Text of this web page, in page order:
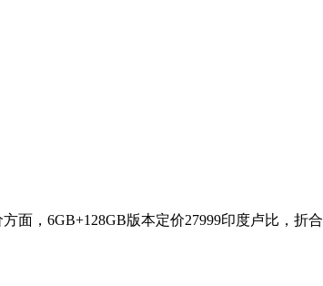
面，6GB+128GB版本定价27999印度卢比，折合